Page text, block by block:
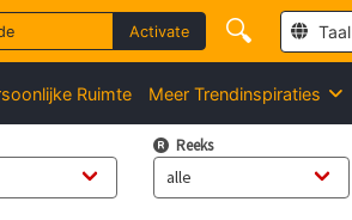
Activate 🔍 Taal
Ruimte Meer Trendinspiraties
Reeks